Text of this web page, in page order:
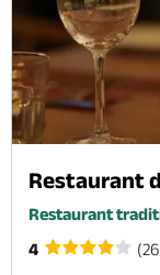
Restaurant
Restaurant
4